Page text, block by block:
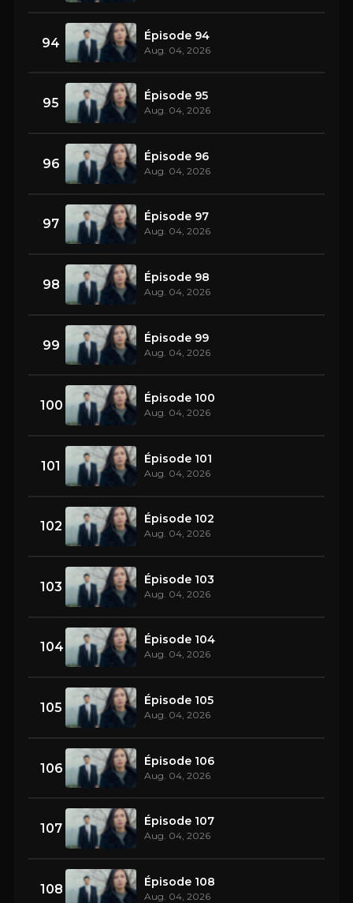
94 Épisode 94
Aug. 04, 2026
95 Épisode 95
Aug. 04, 2026
96 Épisode 96
Aug. 04, 2026
97 Épisode 97
Aug. 04, 2026
98 Épisode 98
Aug. 04, 2026
99 Épisode 99
Aug. 04, 2026
100 Épisode 100
Aug. 04, 2026
101 Épisode 101
Aug. 04, 2026
102 Épisode 102
Aug. 04, 2026
103 Épisode 103
Aug. 04, 2026
104 Épisode 104
Aug. 04, 2026
105 Épisode 105
Aug. 04, 2026
106 Épisode 106
Aug. 04, 2026
107 Épisode 107
Aug. 04, 2026
108 Épisode 108
Aug. 04, 2026